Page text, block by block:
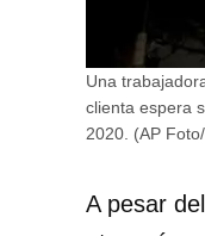
Una
clienta espera
2020. (AP
A pesar